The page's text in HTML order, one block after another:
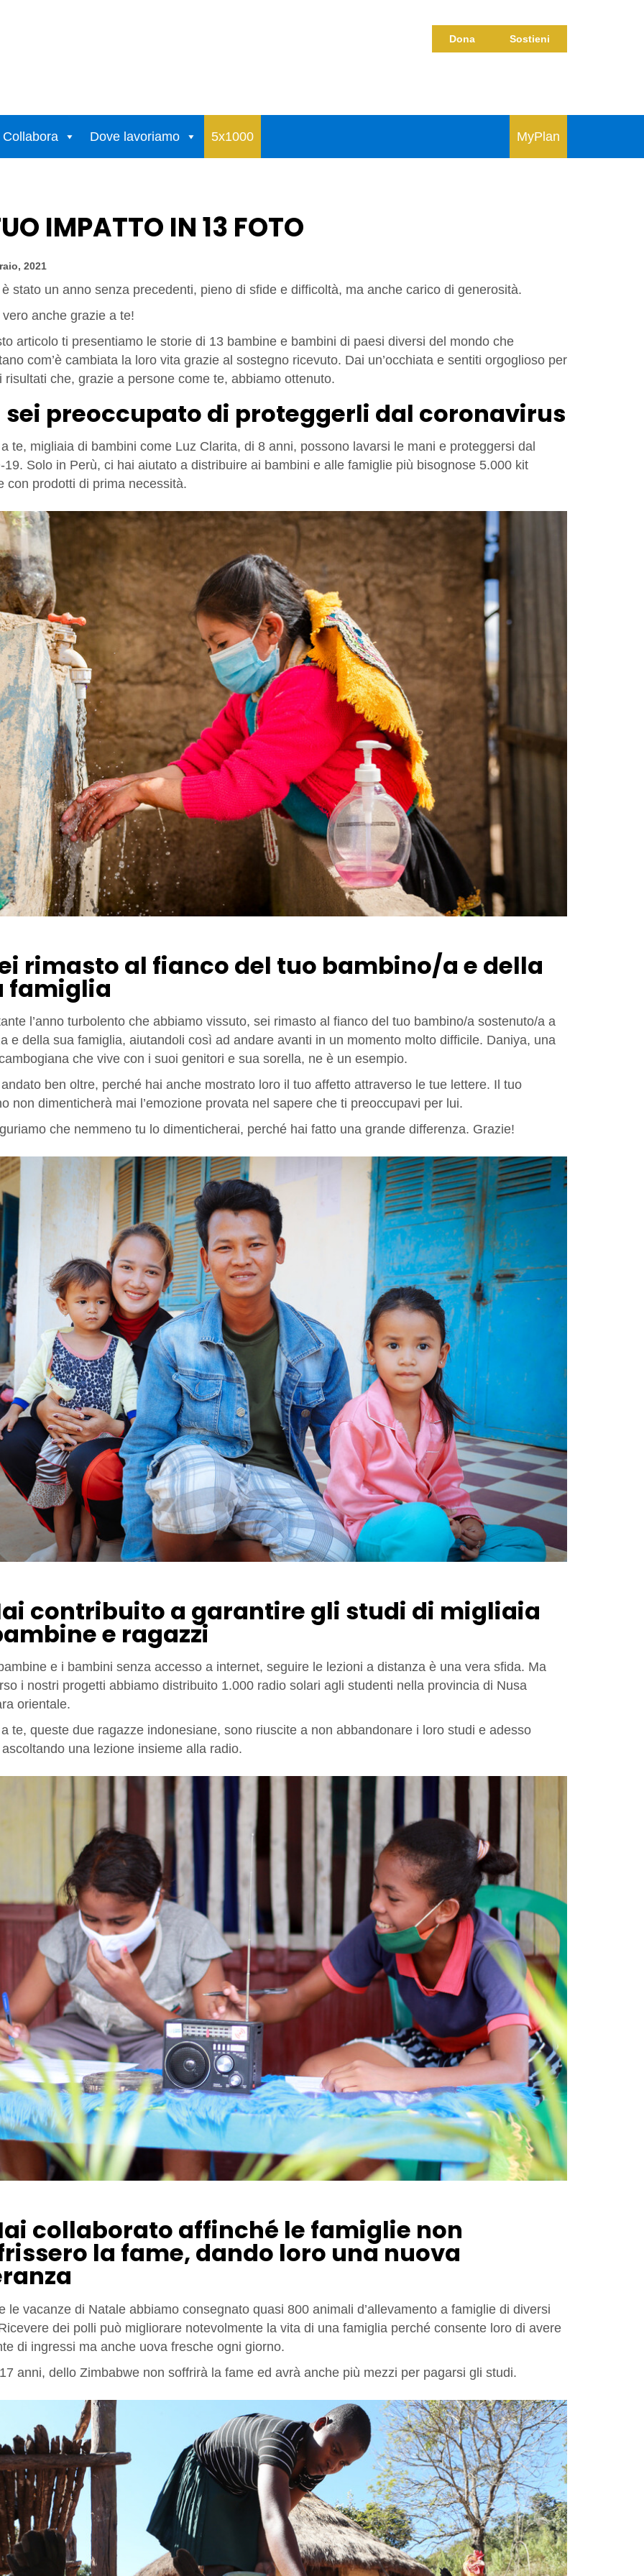
Dona Sostieni
Collabora Dove lavoriamo 5x1000 MyPlan
IMPATTO IN 13 FOTO
2021
stato un anno senza precedenti, pieno di sfide e difficoltà, ma anche carico di generosità.
anche grazie a te!
articolo ti presentiamo le storie di 13 bambine e bambini di paesi diversi del mondo che
com’è cambiata la loro vita grazie al sostegno ricevuto. Dai un’occhiata e sentiti orgoglioso per
risultati che, grazie a persone come te, abbiamo ottenuto.
sei preoccupato di proteggerli dal coronavirus
te, migliaia di bambini come Luz Clarita, di 8 anni, possono lavarsi le mani e proteggersi dal
19. Solo in Perù, ci hai aiutato a distribuire ai bambini e alle famiglie più bisognose 5.000 kit
con prodotti di prima necessità.
rimasto al fianco del tuo bambino/a e della
famiglia
l’anno turbolento che abbiamo vissuto, sei rimasto al fianco del tuo bambino/a sostenuto/a a
e della sua famiglia, aiutandoli così ad andare avanti in un momento molto difficile. Daniya, una
che vive con i suoi genitori e sua sorella, ne è un esempio.
ben oltre, perché hai anche mostrato loro il tuo affetto attraverso le tue lettere. Il tuo
non dimenticherà mai l’emozione provata nel sapere che ti preoccupavi per lui.
che nemmeno tu lo dimenticherai, perché hai fatto una grande differenza. Grazie!
contribuito a garantire gli studi di migliaia
e ragazzi
e i bambini senza accesso a internet, seguire le lezioni a distanza è una vera sfida. Ma
i nostri progetti abbiamo distribuito 1.000 radio solari agli studenti nella provincia di Nusa
orientale.
te, queste due ragazze indonesiane, sono riuscite a non abbandonare i loro studi e adesso
una lezione insieme alla radio.
collaborato affinché le famiglie non
la fame, dando loro una nuova
le vacanze di Natale abbiamo consegnato quasi 800 animali d’allevamento a famiglie di diversi
dei polli può migliorare notevolmente la vita di una famiglia perché consente loro di avere
di ingressi ma anche uova fresche ogni giorno.
anni, dello Zimbabwe non soffrirà la fame ed avrà anche più mezzi per pagarsi gli studi.